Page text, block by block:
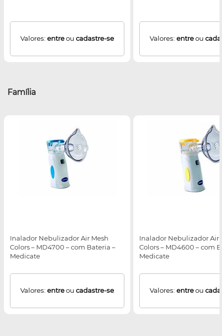
Valores: entreou cadastre-se Valores: entreou
Família
Inalador Nebulizador Air Mesh
Colors – MD4700 – com Bateria –
Medicate
Valores: entreou cadastre-se
Inalador Nebulizador Air
Colors – MD4600 – com
Medicate
Valores: entreou